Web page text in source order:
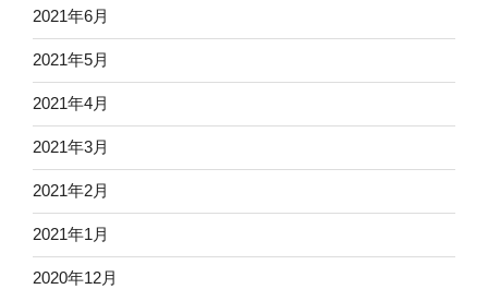
2021年6月
2021年5月
2021年4月
2021年3月
2021年2月
2021年1月
2020年12月